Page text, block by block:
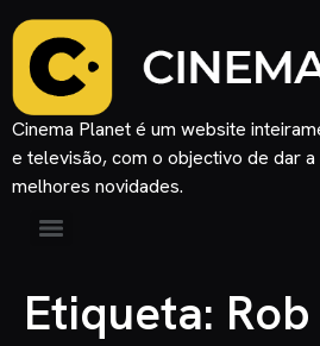
Cinema Planet é um website
e televisão, com o objectivo de dar
melhores novidades.
Etiqueta: